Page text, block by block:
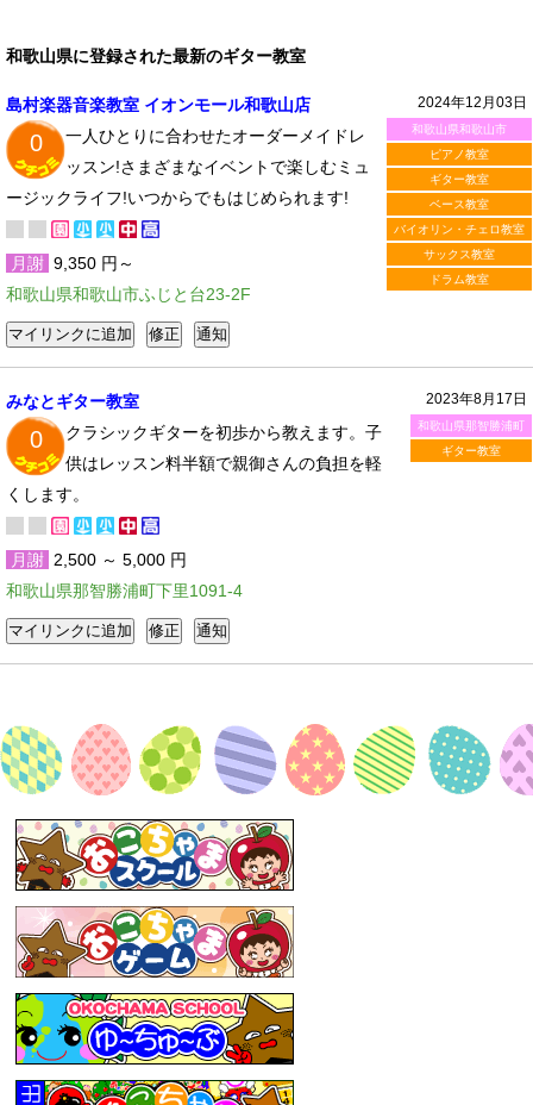
和歌山県に登録された最新のギター教室
2024年12月03日
和歌山県和歌山市
ピアノ教室
ギター教室
ベース教室
バイオリン・チェロ教室
サックス教室
ドラム教室
島村楽器音楽教室 イオンモール和歌山店
0
一人ひとりに合わせたオーダーメイドレ
ッスン!さまざまなイベントで楽しむミュ
ージックライフ!いつからでもはじめられます!
月謝 9,350 円～
和歌山県和歌山市ふじと台23-2F
2023年8月17日
和歌山県那智勝浦町
ギター教室
みなとギター教室
0
クラシックギターを初歩から教えます。子
供はレッスン料半額で親御さんの負担を軽
くします。
月謝 2,500 ～ 5,000 円
和歌山県那智勝浦町下里1091-4